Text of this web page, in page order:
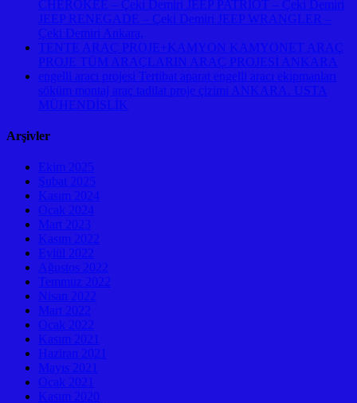
CHEROKEE – Çeki Demiri JEEP PATRIOT – Çeki Demiri
JEEP RENEGADE – Çeki Demiri JEEP WRANGLER –
Çeki Demiri Ankara,
TENTE ARAÇ PROJE+KAMYON KAMYONET ARAÇ
PROJE TÜM ARAÇLARIN ARAÇ PROJESİ ANKARA
engelli aracı projesi Tertibat aparat engelli aracı ekipmanları
söküm montaj araç tadilat proje çizimi ANKARA. USTA
MÜHENDİSLİK
Arşivler
Ekim 2025
Şubat 2025
Kasım 2024
Ocak 2024
Mart 2023
Kasım 2022
Eylül 2022
Ağustos 2022
Temmuz 2022
Nisan 2022
Mart 2022
Ocak 2022
Kasım 2021
Haziran 2021
Mayıs 2021
Ocak 2021
Kasım 2020